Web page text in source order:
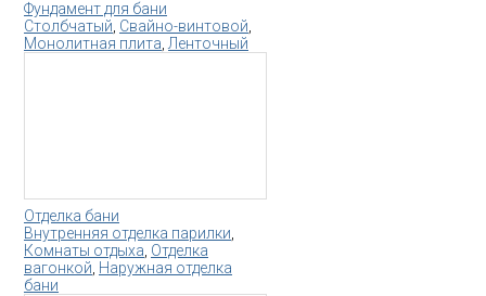
Фундамент для бани
Столбчатый, Свайно-винтовой,
Монолитная плита,Ленточный
Отделка бани
Внутренняя отделка парилки,
Комнаты отдыха, Отделка
вагонкой, Наружная отделка
бани